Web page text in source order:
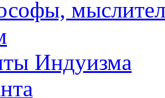
Индуизма